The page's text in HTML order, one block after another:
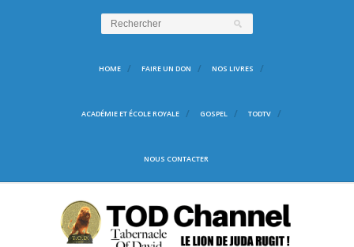
HOME FAIRE UN DON NOS LIVRES
ACADÉMIE ET ÉCOLE ROYALE GOSPEL TODTV
NOUS CONTACTER